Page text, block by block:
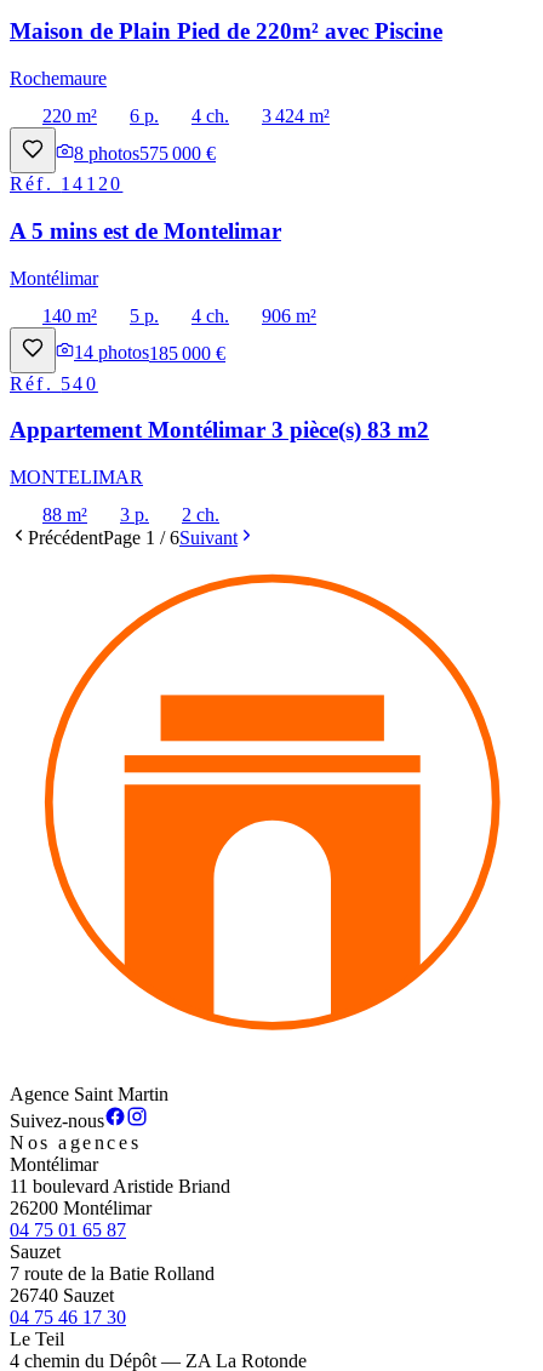
Maison de Plain Pied de 220m² avec Piscine
Rochemaure
220 m²
6 p. 4 ch.
3 424 m²
8 photos575 000 €
Réf. 14120
A 5 mins est de Montelimar
Montélimar
140 m²
5 p. 4 ch.
906 m²
14 photos185 000 €
Réf. 540
Appartement Montélimar 3 pièce(s) 83 m2
MONTELIMAR
88 m²
3 p.
2 ch.
PrécédentPage 1 /6Suivant
Agence Saint Martin
Suivez-nous
Nos agences
Montélimar
11 boulevard Aristide Briand
26200 Montélimar
04 75 01 65 87
Sauzet
7 route de la Batie Rolland
26740 Sauzet
04 75 46 17 30
Le Teil
4 chemin du Dépôt — ZA La Rotonde